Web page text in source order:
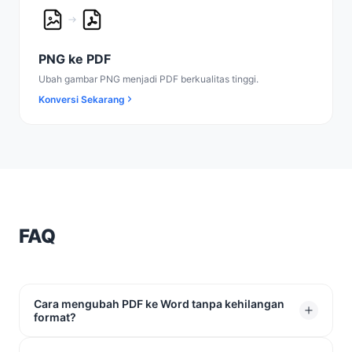
PNG ke PDF
Ubah gambar PNG menjadi PDF berkualitas tinggi.
Konversi Sekarang
FAQ
Cara mengubah PDF ke Word tanpa kehilangan
format?